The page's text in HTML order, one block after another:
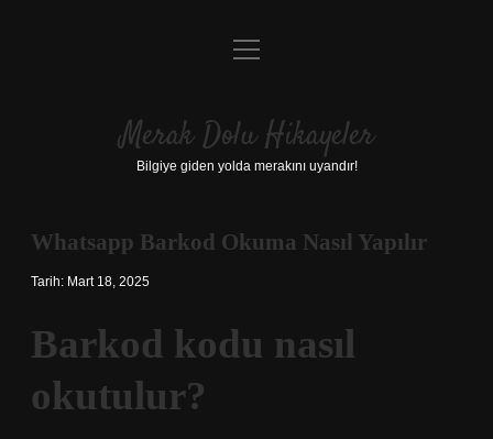
Anasayfa
Yasal Uyarı
menüyü
Merak Dolu Hikayeler
Bilgiye giden yolda merakını uyandır!
Whatsapp Barkod Okuma Nasıl Yapılır
Tarih: Mart 18, 2025
Barkod kodu nasıl
okutulur?